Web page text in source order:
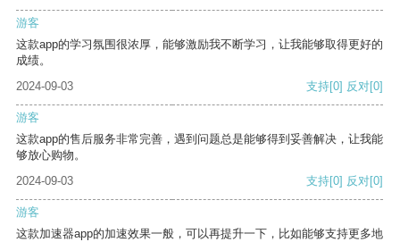
游客
这款app的学习氛围很浓厚，能够激励我不断学习，让我能够取得更好的
成绩。
2024-09-03
支持[0] 反对[0]
游客
这款app的售后服务非常完善，遇到问题总是能够得到妥善解决，让我能
够放心购物。
2024-09-03
支持[0] 反对[0]
游客
这款加速器app的加速效果一般，可以再提升一下，比如能够支持更多地